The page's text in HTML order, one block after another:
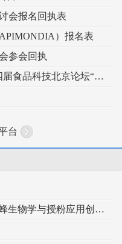
会报名回执表
）报名表
参会回执
·关于举办“功能性食品创新—第四届食品科技北京论坛“的通知
台
中国农业科学院蜜蜂研究所 传粉蜂生物学与授粉应用创新团队